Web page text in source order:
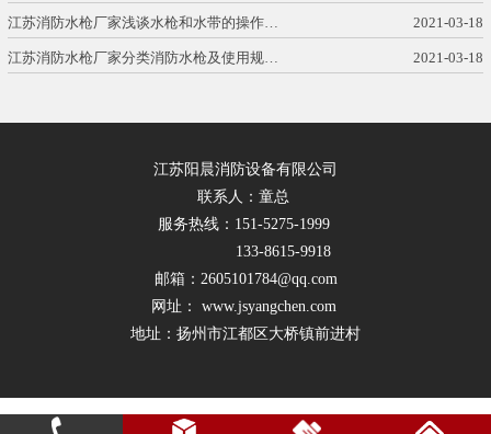
江苏消防水枪厂家浅谈水枪和水带的操作… 2021-03-18
江苏消防水枪厂家分类消防水枪及使用规… 2021-03-18
江苏阳晨消防设备有限公司
联系人：童总
服务热线：151-5275-1999
133-8615-9918
邮箱：2605101784@qq.com
网址： www.jsyangchen.com
地址：扬州市江都区大桥镇前进村